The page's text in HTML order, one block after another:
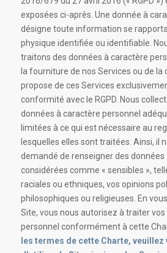
exposées ci-après. Une donnée à
désigne toute information se
physique identifiée ou identifiable.
traitons des données à caractère
la fourniture de nos Services ou de
propose de ces Services
conformité avec le RGPD. Nous
données à caractère personnel
limitées à ce qui est nécessaire au
lesquelles elles sont traitées. Ainsi, il
demandé de renseigner des données
considérées comme « sensibles »,
raciales ou ethniques, vos opinions
philosophiques ou religieuses. En
Site, vous nous autorisez à traiter
personnel conformément à cette
les termes de cette Charte,